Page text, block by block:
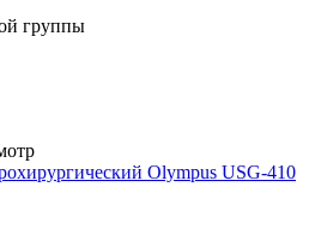
группы
Olympus USG-410